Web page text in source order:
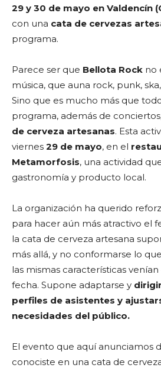
29 y 30 de mayo en Valdencín
con una cata de cervezas
programa.
Parece ser que Bellota Rock no
música, que auna rock, punk,
Sino que es mucho más que
programa, además de
de cerveza artesanas. Esta
viernes 29 de mayo, en el
Metamorfosis, una actividad
gastronomía y producto local.
La organización ha querido
para hacer aún más atractivo el
la cata de cerveza artesana
más allá, y no conformarse lo
las mismas características
fecha. Supone adaptarse y
perfiles de asistentes y
necesidades del público.
El evento que aquí anunciamos
conociste en una cata de